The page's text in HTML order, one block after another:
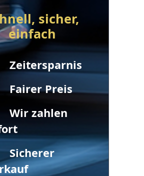
sicher,
einfach
Zeitersparnis
Fairer Preis
Wir zahlen
Sicherer